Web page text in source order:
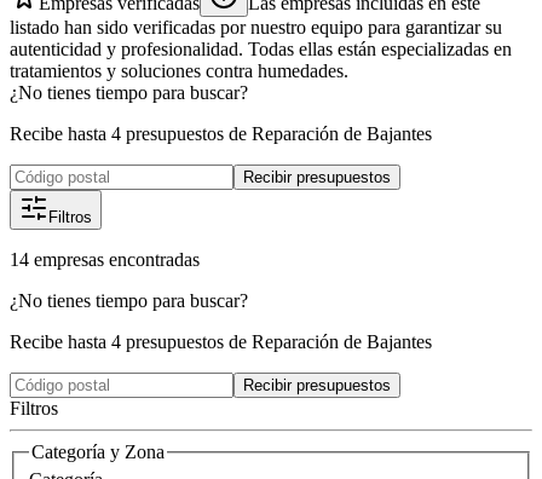
listado han sido verificadas por nuestro equipo para garantizar su
autenticidad y profesionalidad. Todas ellas están especializadas en
tratamientos y soluciones contra humedades.
¿No tienes tiempo para buscar?
Recibe hasta 4 presupuestos de Reparación de Bajantes
Recibir presupuestos
Filtros
14 empresas encontradas
¿No tienes tiempo para buscar?
Recibe hasta 4 presupuestos de Reparación de Bajantes
Recibir presupuestos
Filtros
Categoría y Zona